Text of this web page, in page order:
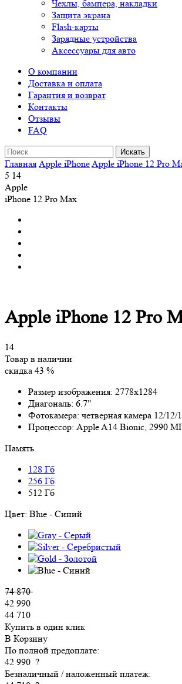
Чехлы, бампера, накладки
Защита экрана
Flash-карты
Зарядные устройства
Аксессуары для авто
О компании
Доставка и оплата
Гарантия и возврат
Контакты
Отзывы
FAQ
Главная Apple iPhoneApple iPhone 12 Pro
5 14
Apple
iPhone 12 Pro Max
Apple iPhone 12 Pro
14
Товар в наличии
скидка 43 %
Размер изображения: 2778x1284
Диагональ: 6.7"
Фотокамера: четверная камера 12/
Процессор: Apple A14 Bionic, 2990
Память
128 Гб
256 Гб
512 Гб
Цвет: Blue - Синий
74 870
42 990
44 710
Купить в один клик
В Корзину
По полной предоплате:
42 990 ?
Безналичный / наложенный платеж: